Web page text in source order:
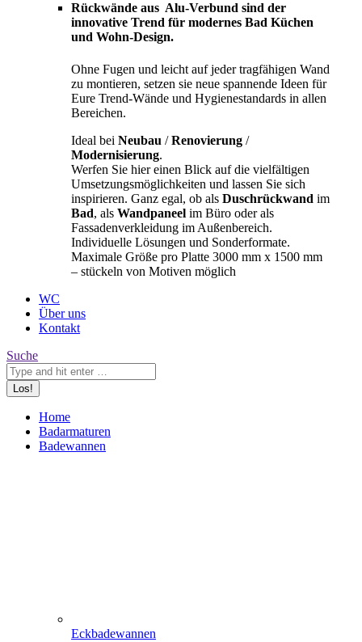
Rückwände aus Alu-Verbund sind der
innovative Trend für modernes Bad Küchen
und Wohn-Design.
Ohne Fugen und leicht auf jeder tragfähigen Wand
zu montieren, setzen sie neue spannende Ideen für
Eure Trend-Wände und Hygienestandards in allen
Bereichen.
Ideal bei Neubau /Renovierung /
Modernisierung.
Werfen Sie hier einen Blick auf die vielfältigen
Umsetzungsmöglichkeiten und lassen Sie sich
inspirieren. Ganz egal, ob als Duschrückwand im
Bad, als Wandpaneel im Büro oder als
Fassadenverkleidung im Außenbereich.
Individuelle Lösungen und Sonderformate.
Maximale Größe pro Platte 3000 mm x 1500 mm
– stückeln von Motiven möglich
WC
Über uns
Kontakt
Search:
Suche
Home
Badarmaturen
Badewannen
Eckbadewannen